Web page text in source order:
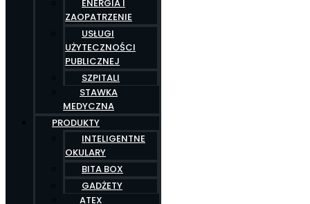
ENERGIA I
ZAOPATRZENIE
USŁUGI
UŻYTECZNOŚCI
PUBLICZNEJ
SZPITALI
STAWKA
MEDYCZNA
PRODUKTY
INTELIGENTNE
OKULARY
BITA BOX
GADŻETY
ATEX